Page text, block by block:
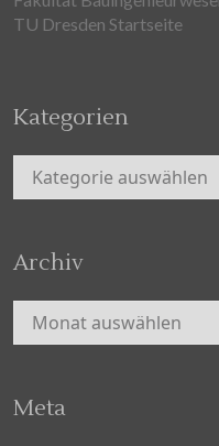
TU Dresden Startseite
Kategorien
Kategorien
Archiv
Archiv
Meta